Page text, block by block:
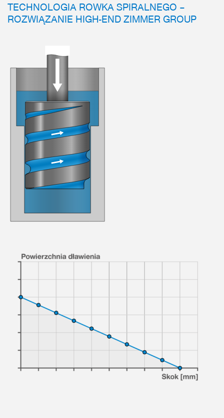
TECHNOLOGIA ROWKA SPIRALNEGO –
ROZWIĄZANIE HIGH-END ZIMMER GROUP